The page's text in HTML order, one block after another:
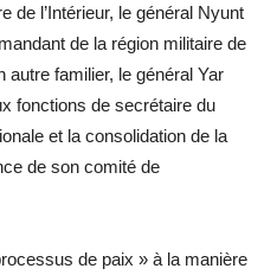
de l’Intérieur, le général Nyunt
de la région militaire de
autre familier, le général Yar
fonctions de secrétaire du
et la consolidation de la
de son comité de
de paix » à la manière